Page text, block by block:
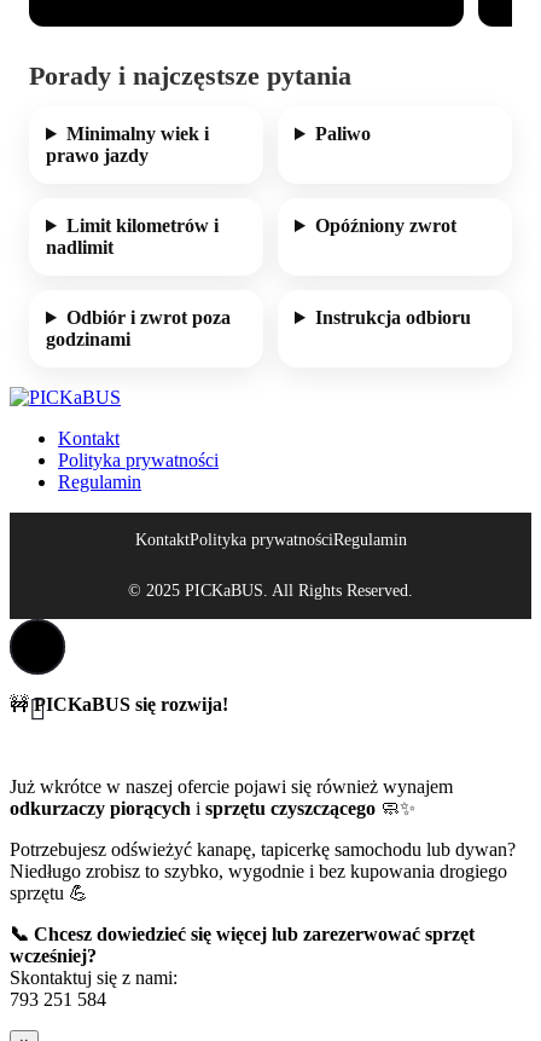
Porady i najczęstsze pytania
Minimalny wiek i
prawo jazdy
Paliwo
Limit kilometrów i
nadlimit
Opóźniony zwrot
Odbiór i zwrot poza
godzinami
Instrukcja odbioru
Kontakt
Polityka prywatności
Regulamin
KontaktPolityka prywatnościRegulamin
© 2025 PICKaBUS. All Rights Reserved.
🚧PICKaBUS się rozwija!
Już wkrótce w naszej ofercie pojawi się również wynajem
odkurzaczy piorących i sprzętu czyszczącego 🧼✨
Potrzebujesz odświeżyć kanapę, tapicerkę samochodu lub dywan?
Niedługo zrobisz to szybko, wygodnie i bez kupowania drogiego
sprzętu 💪
📞 Chcesz dowiedzieć się więcej lub zarezerwować sprzęt
wcześniej?
Skontaktuj się z nami:
793 251 584